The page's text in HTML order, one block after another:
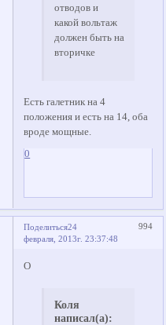
отводов и
какой вольтаж
должен быть на
вторичке
Есть галетник на 4
положения и есть на 14, оба
вроде мощные.
0
Поделиться 994
24
февраля, 2013г. 23:37:48
О
Коля
написал(а):